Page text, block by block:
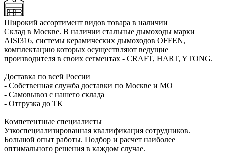
Широкий ассортимент видов товара в наличии
Склад в Москве. В наличии стальные дымоходы марки
AISI316, системы керамических дымоходов OFFEN,
комплектацию которых осуществляют ведущие
производителя в своих сегментах - CRAFT, HART, YTONG.
Доставка по всей России
- Собственная служба доставки по Москве и МО
- Самовывоз с нашего склада
- Отгрузка до ТК
Компетентные специалисты
Узкоспециализированная квалификация сотрудников.
Большой опыт работы. Подбор и расчет наиболее
оптимального решения в каждом случае.